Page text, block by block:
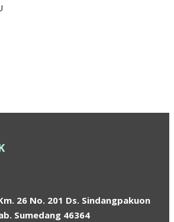
26 No. 201 Ds. Sindangpakuon
Sumedang 46364